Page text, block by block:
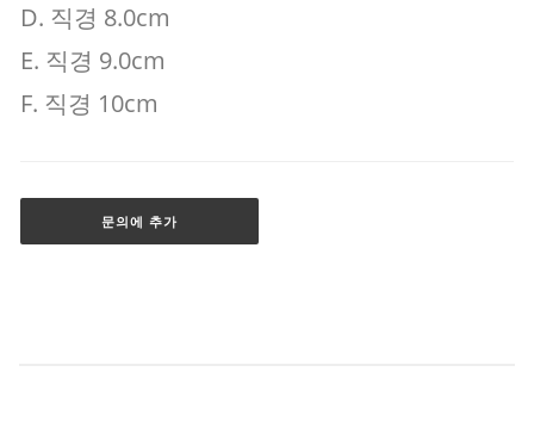
D. 직경 8.0cm
E. 직경 9.0cm
F. 직경 10cm
문의에 추가